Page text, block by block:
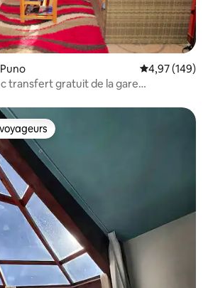
Évaluation
4,97 (149)
transfert gratuit de la gare
les plus appréciés